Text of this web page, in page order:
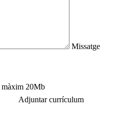
Missatge
màxim 20Mb
Adjuntar currículum